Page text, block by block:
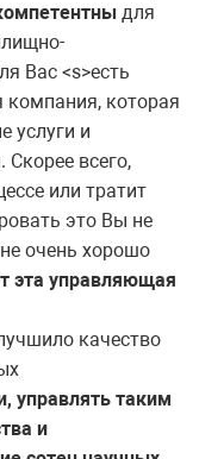
для
Вас <s>есть
которая
услуги и
всего,
или тратит
это Вы не
очень хорошо
эта управляющая
качество
управлять таким
и